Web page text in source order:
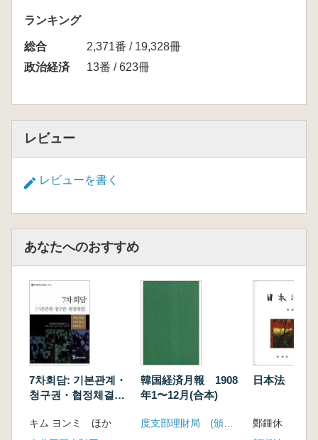
ランキング
総合
2,371番 / 19,328冊
政治経済
13番 / 623冊
レビュー
レビューを書く
あなたへのおすすめ
7차회담: 기본관계・
청구권・협정체결
請求権・協定締結)
キム ヨンミ ほか
韓国経済月報 1908
年1〜12月(合本)
度支部理財局 (頒布)民族文化社
日本法
鄭鍾休